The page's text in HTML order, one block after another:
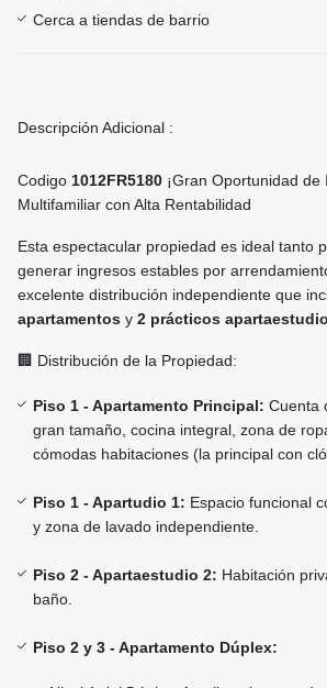
Cerca a tiendas de barrio
Descripción Adicional :
Codigo 1012FR5180 ¡Gran Oportunidad de
Multifamiliar con Alta Rentabilidad
Esta espectacular propiedad es ideal tanto
generar ingresos estables por
excelente distribución independiente que
apartamentos y 2 prácticos
🏢 Distribución de la Propiedad:
Piso 1 - Apartamento Principal: Cuenta
gran tamaño, cocina integral, zona de
cómodas habitaciones (la principal con
Piso 1 - Apartudio 1: Espacio funcional
y zona de lavado independiente.
Piso 2 - Apartaestudio 2: Habitación
baño.
Piso 2 y 3 - Apartamento Dúplex: